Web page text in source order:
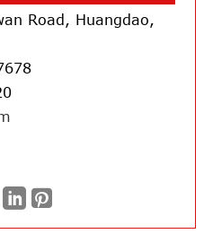
Road, Huangdao,
 